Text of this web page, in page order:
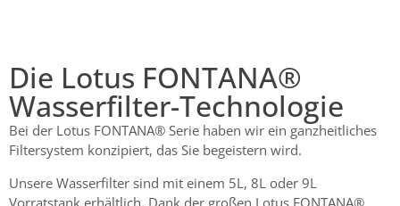
Die Lotus FONTANA®
Wasserfilter-Technologie
Bei der Lotus FONTANA® Serie haben wir ein ganzheitliches
Filtersystem konzipiert, das Sie begeistern wird.
Unsere Wasserfilter sind mit einem 5L, 8L oder 9L
Vorratstank erhältlich. Dank der großen Lotus FONTANA®